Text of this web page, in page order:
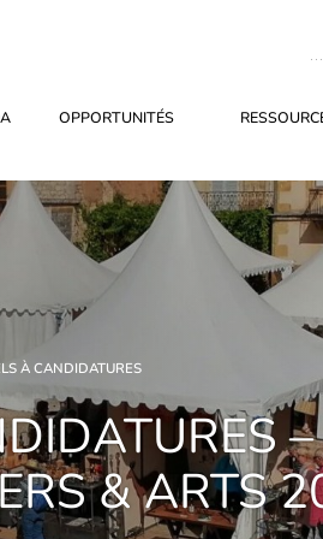
OPPORTUNITÉS
À CANDIDATURES
& ARTS